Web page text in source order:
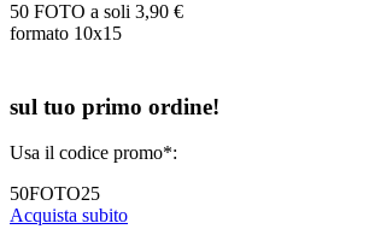
50 FOTO a soli 3,90 €
formato 10x15
sul tuo primo ordine!
Usa il codice promo*:
50FOTO25
Acquista subito